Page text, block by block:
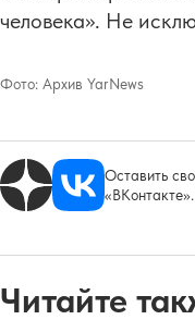
человека». Не
Фото: Архив YarNews
Оставить
Читайте